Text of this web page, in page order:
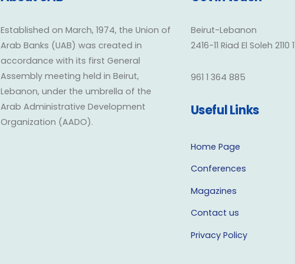
Established on March, 1974, the Union of
Arab Banks (UAB) was created in
accordance with its first General
Assembly meeting held in Beirut,
Lebanon, under the umbrella of the
Arab Administrative Development
Organization (AADO).
Beirut-Lebanon
2416-11 Riad El Soleh 2110
961 1 364 885
Useful Links
Home Page
Conferences
Magazines
Contact us
Privacy Policy